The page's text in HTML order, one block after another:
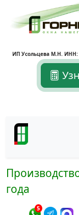
ИП Усольцева М.Н. ИНН:
года
5